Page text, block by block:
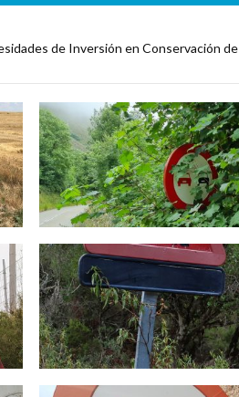
de Inversión en Conservación de